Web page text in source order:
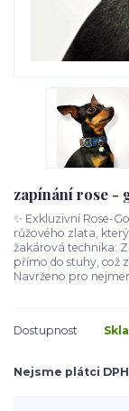
zapínání rose -
✨ Exkluzivní Rose-
růžového zlata,
žakárová technika:
přímo do stuhy, což
Navrženo pro
Dostupnost
Nejsme plátci DPH